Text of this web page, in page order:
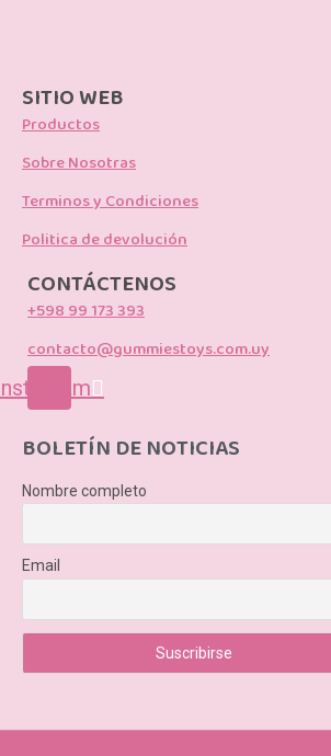
SITIO WEB
Productos
Sobre Nosotras
Terminos y Condiciones
Politica de devolución
CONTÁCTENOS
+598 99 173 393
contacto@gummiestoys.com.uy
BOLETÍN DE NOTICIAS
Nombre completo
Email